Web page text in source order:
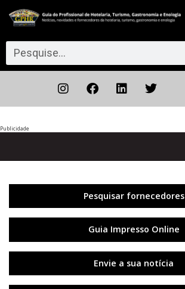
Publicidade
Pesquisar fornecedores
Guia Impresso Online
Envie a sua notícia